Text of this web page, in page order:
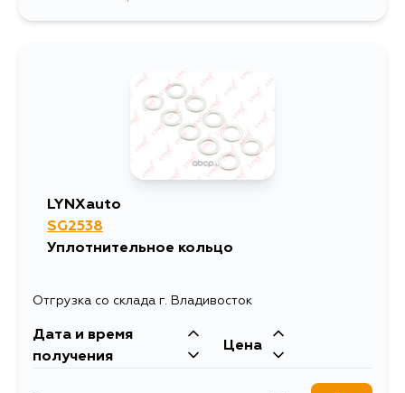
LYNXauto
SG2538
Уплотнительное кольцо
Отгрузка со склада г. Владивосток
Дата и время
получения
Цена